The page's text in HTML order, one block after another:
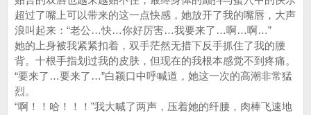
超过了嘴上可以带来的这一点快感，她放开了我的嘴唇，大声
浪叫起来：“老公…快…你好厉害…我要来了…啊…啊…”
她的上身被我紧紧扣着，双手茫然无措下反手抓住了我的腰
背。十根手指划过我的皮肤，但现在的我根本感觉不到疼痛。
“要来了…要来了…”白颖口中呼喊道，她这一次的高潮非常猛
烈。
“啊！！哈！！！”我大喊了两声，压着她的纤腰，肉棒飞速地